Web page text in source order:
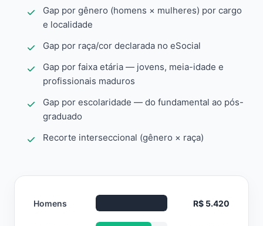
Gap por gênero (homens × mulheres) por cargo
e localidade
Gap por raça/cor declarada no eSocial
Gap por faixa etária — jovens, meia-idade e
profissionais maduros
Gap por escolaridade — do fundamental ao pós-
graduado
Recorte interseccional (gênero × raça)
Homens R$ 5.420